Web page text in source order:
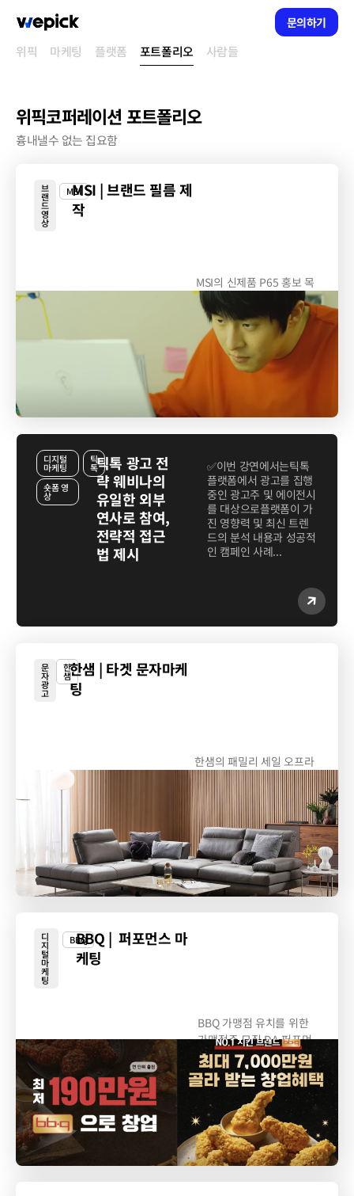
문의하기
위픽 마케팅 플랫폼 포트폴리오 사람들
위픽코퍼레이션 포트폴리오
흉내낼수 없는 집요함
브
랜
드
영
상
MSI
MSI | 브랜드 필름 제
작
MSI의 신제품 P65 홍보 목
적 기안84, 데프콘 출연...
디지털
마케팅
숏폼 영
상
틱
톡틱톡 광고 전
략 웨비나의
유일한 외부
연사로 참여,
전략적 접근
법 제시
✅이번 강연에서는틱톡
플랫폼에서 광고를 집행
중인 광고주 및 에이전시
를 대상으로플랫폼이 가
진 영향력 및 최신 트렌
드의 분석 내용과 성공적
인 캠페인 사례...
문
자
광
고
한
샘한샘 | 타겟 문자마케
팅
한샘의 패밀리 세일 오프라
인 방문 이벤트 홍보
디
지
털
마
케
팅
BBQ
BBQ | 퍼포먼스 마
케팅
BBQ 가맹점 유치를 위한
가맹점주 모집 DA 퍼포먼
스...